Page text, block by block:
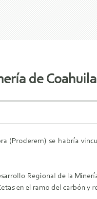
de Coahuila
(Proderem) se habría
Regional de la
en el ramo del carbón y